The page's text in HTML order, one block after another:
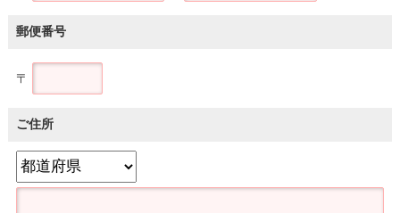
郵便番号
〒
ご住所